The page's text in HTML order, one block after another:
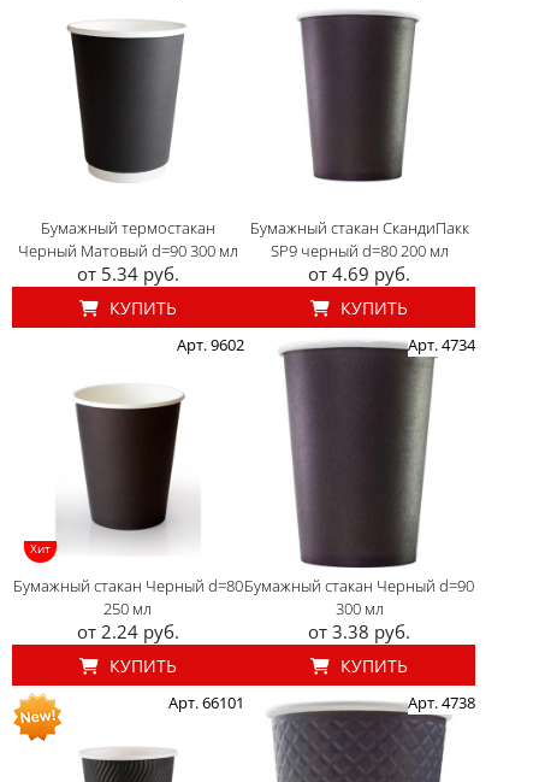
Бумажный термостакан
Черный Матовый d=90 300 мл
от 5.34 руб.
КУПИТЬ
Бумажный стакан СкандиПакк
SP9 черный d=80 200 мл
от 4.69 руб.
КУПИТЬ
Хит
Арт. 9602
Бумажный стакан Черный d=80
250 мл
от 2.24 руб.
КУПИТЬ
Арт. 4734
Бумажный стакан Черный d=90
300 мл
от 3.38 руб.
КУПИТЬ
Арт. 66101 Арт. 4738